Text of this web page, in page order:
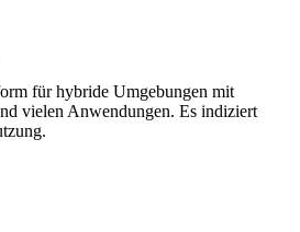
für hybride Umgebungen mit
vielen Anwendungen. Es indiziert